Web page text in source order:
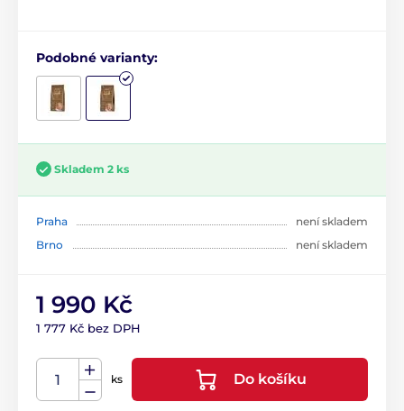
Podobné varianty:
Skladem 2 ks
Praha
není skladem
Brno
není skladem
1 990 Kč
1 777 Kč bez DPH
ks Do košíku